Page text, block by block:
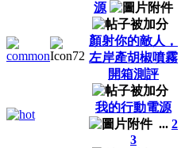
源
顏射你的敵人，
左岸產胡椒噴霧
開箱測評
我的行動電源
... 2
3